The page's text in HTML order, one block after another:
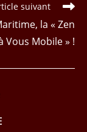
suivant
la « Zen
Vous Mobile » !